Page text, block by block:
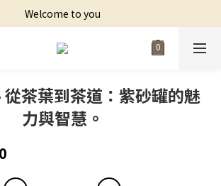
Welcome to you
從茶葉到茶道：紫砂罐的魅
力與智慧。